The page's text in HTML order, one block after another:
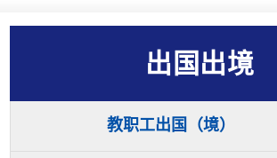
出国出境
教职工出国（境）